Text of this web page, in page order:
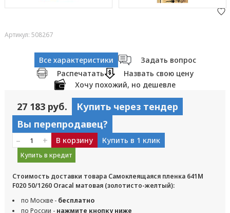
Артикул: 508267
Все характеристики
Задать вопрос
Распечатать
Назвать свою цену
Хочу похожий, но дешевле
27 183 руб.
Купить через тендер
Вы перепродавец?
– + В корзину Купить в 1 клик
Купить в кредит
Стоимость доставки товара Самоклеящаяся пленка 641M
F020 50/1260 Oracal матовая (золотисто-желтый):
по Москве - бесплатно
по России - нажмите кнопку ниже